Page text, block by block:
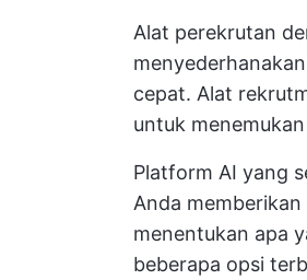
Alat perekrutan
cepat. Alat
untuk
Platform AI yang
Anda
menentukan apa
beberapa opsi